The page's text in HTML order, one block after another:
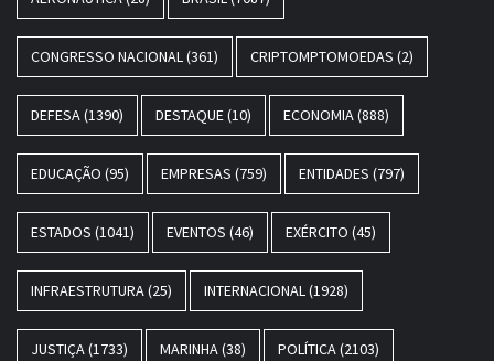
CONGRESSO NACIONAL(361) CRIPTOMPTOMOEDAS (2)
DEFESA(1390) DESTAQUE(10) ECONOMIA(888)
EDUCAÇÃO (95) EMPRESAS (759) ENTIDADES (797)
ESTADOS (1041) EVENTOS (46) EXÉRCITO (45)
INFRAESTRUTURA(25) INTERNACIONAL(1928)
JUSTIÇA(1733) MARINHA(38) POLÍTICA(2103)